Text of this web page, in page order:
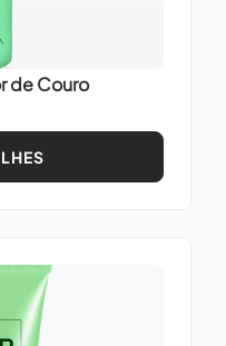
de Couro